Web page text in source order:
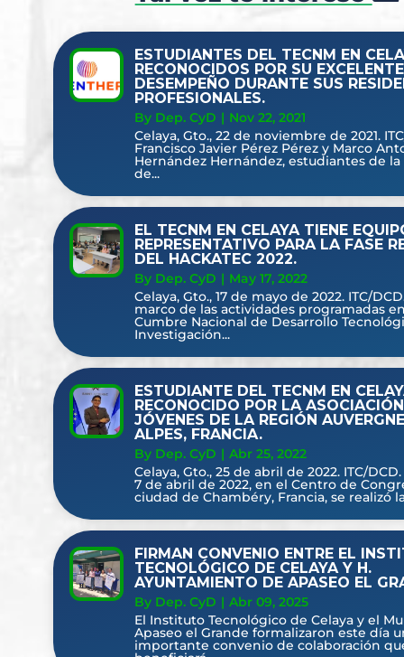
ESTUDIANTES DEL TECNM EN
RECONOCIDOS POR SU EXCELENTE
DESEMPEÑO DURANTE SUS
PROFESIONALES.
By Dep. CyD | Nov 22, 2021
Celaya, Gto., 22 de noviembre de 2021.
Francisco Javier Pérez Pérez y Marco
Hernández Hernández, estudiantes de la
de...
EL TECNM EN CELAYA TIENE
REPRESENTATIVO PARA LA FASE
DEL HACKATEC 2022.
By Dep. CyD | May 17, 2022
Celaya, Gto., 17 de mayo de 2022. ITC/
marco de las actividades programadas
Cumbre Nacional de Desarrollo
Investigación...
ESTUDIANTE DEL TECNM EN
RECONOCIDO POR LA
JÓVENES DE LA REGIÓN
ALPES, FRANCIA.
By Dep. CyD | Abr 25, 2022
Celaya, Gto., 25 de abril de 2022. ITC/
7 de abril de 2022, en el Centro de
ciudad de Chambéry, Francia, se realizó
FIRMAN CONVENIO ENTRE EL
TECNOLÓGICO DE CELAYA Y H.
AYUNTAMIENTO DE APASEO EL
By Dep. CyD | Abr 09, 2025
El Instituto Tecnológico de Celaya y el
Apaseo el Grande formalizaron este día
importante convenio de colaboración